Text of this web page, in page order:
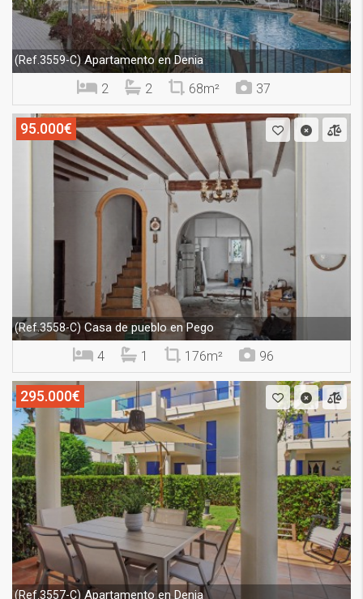
(Ref.3559-C)Apartamento en Denia
2 2 68m² 37
95.000€
(Ref.3558-C) Casa de pueblo en Pego
4 1 176m² 96
295.000€
(Ref.3557-C) Apartamento en Denia